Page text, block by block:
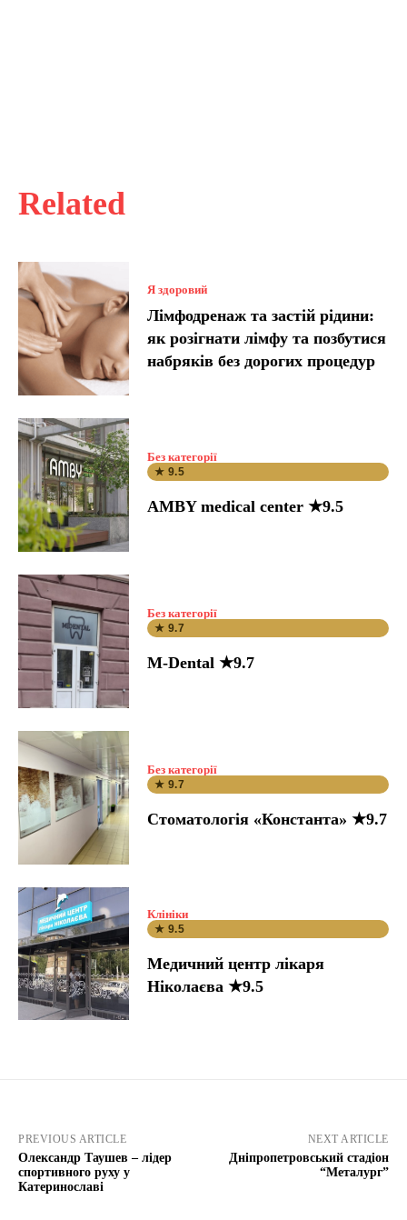
Related
Я здоровий
Лімфодренаж та застій рідини:
як розігнати лімфу та позбутися
набряків без дорогих процедур
Без категорії
★ 9.5
AMBY medical center ★9.5
Без категорії
★ 9.7
M-Dental ★9.7
Без категорії
★ 9.7
Стоматологія «Константа» ★9.7
Клініки
★ 9.5
Медичний центр лікаря
Ніколаєва ★9.5
PREVIOUS ARTICLE
Олександр Таушев – лідер
спортивного руху у
Катеринославі
NEXT ARTICLE
Дніпропетровський стадіон
“Металург”